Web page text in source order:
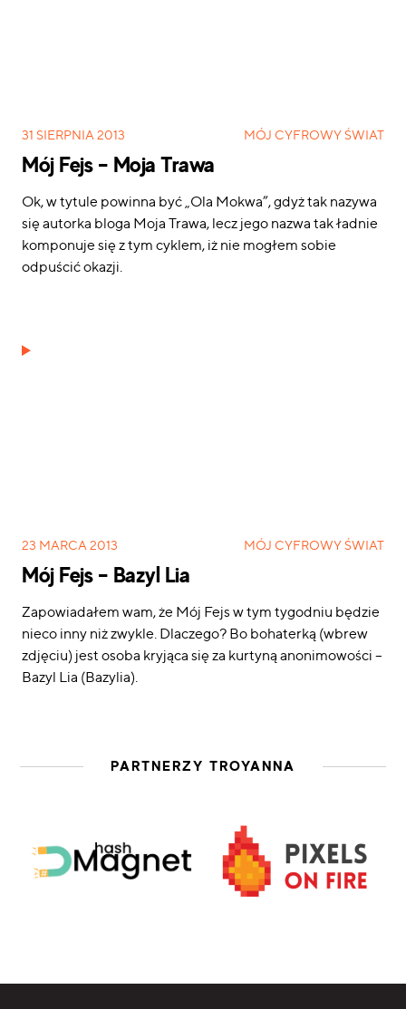
31 SIERPNIA 2013 MÓJ CYFROWY ŚWIAT
Mój Fejs – Moja Trawa
Ok, w tytule powinna być „Ola Mokwa”, gdyż tak nazywa
się autorka bloga Moja Trawa, lecz jego nazwa tak ładnie
komponuje się z tym cyklem, iż nie mogłem sobie
odpuścić okazji.
23 MARCA 2013 MÓJ CYFROWY ŚWIAT
Mój Fejs – Bazyl Lia
Zapowiadałem wam, że Mój Fejs w tym tygodniu będzie
nieco inny niż zwykle. Dlaczego? Bo bohaterką (wbrew
zdjęciu) jest osoba kryjąca się za kurtyną anonimowości –
Bazyl Lia (Bazylia).
PARTNERZY TROYANNA